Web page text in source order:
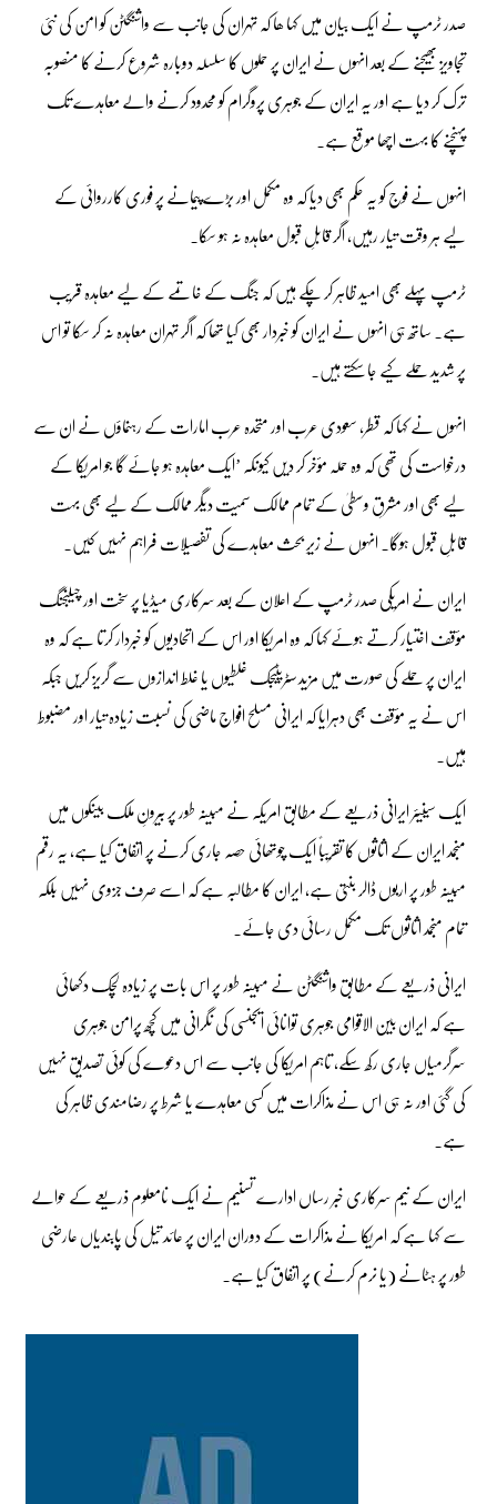
صدر ٹرمپ نے ایک بیان میں کہا ھا کہ تہران کی جانب سے واشنگٹن کو امن کی نئی
تجاویز بھیجنے کے بعد انہوں نے ایران پر حملوں کا سلسلہ دوبارہ شروع کرنے کا منصوبہ
ترک کر دیا ہے اور یہ ایران کے جوہری پروگرام کو محدود کرنے والے معاہدے تک
پہنچنے کا بہت اچھا موقع ہے۔
انہوں نے فوج کو یہ حکم بھی دیا کہ وہ مکمل اور بڑے پیمانے پر فوری کارروائی کے
لیے ہر وقت تیار رہیں، اگر قابلِ قبول معاہدہ نہ ہو سکا۔
ٹرمپ پہلے بھی امید ظاہر کر چکے ہیں کہ جنگ کے خاتمے کے لیے معاہدہ قریب
ہے۔ ساتھ ہی انہوں نے ایران کو خبردار بھی کیا تھا کہ اگر تہران معاہدہ نہ کر سکا تو اس
پر شدید حملے کیے جا سکتے ہیں۔
انہوں نے کہا کہ قطر، سعودی عرب اور متحدہ عرب امارات کے رہنماؤں نے ان سے
درخواست کی تھی کہ وہ حملہ مؤخر کر دیں کیونکہ ’ایک معاہدہ ہو جائے گا جو امریکا کے
لیے بھی اور مشرقِ وسطیٰ کے تمام ممالک سمیت دیگر ممالک کے لیے بھی بہت
قابلِ قبول ہوگا۔ انہوں نے زیرِ بحث معاہدے کی تفصیلات فراہم نہیں کیں۔
ایران نے امریکی صدر ٹرمپ کے اعلان کے بعد سرکاری میڈیا پر سخت اور چیلنجنگ
مؤقف اختیار کرتے ہوئے کہا کہ وہ امریکا اور اس کے اتحادیوں کو خبردار کرتا ہے کہ وہ
ایران پر حملے کی صورت میں مزید سٹریٹیجک غلطیوں یا غلط اندازوں سے گریز کریں جبکہ
اس نے یہ مؤقف بھی دہرایا کہ ایرانی مسلح افواج ماضی کی نسبت زیادہ تیار اور مضبوط
ہیں۔
ایک سینیئر ایرانی ذریعے کے مطابق امریکہ نے مبینہ طور پر بیرونِ ملک بینکوں میں
منجمد ایران کے اثاثوں کا تقریباً ایک چوتھائی حصہ جاری کرنے پر اتفاق کیا ہے، یہ رقم
مبینہ طور پر اربوں ڈالر بنتی ہے، ایران کا مطالبہ ہے کہ اسے صرف جزوی نہیں بلکہ
تمام منجمد اثاثوں تک مکمل رسائی دی جائے۔
ایرانی ذریعے کے مطابق واشنگٹن نے مبینہ طور پر اس بات پر زیادہ لچک دکھائی
ہے کہ ایران بین الاقوامی جوہری توانائی ایجنسی کی نگرانی میں کچھ پرامن جوہری
سرگرمیاں جاری رکھ سکے، تاہم امریکا کی جانب سے اس دعوے کی کوئی تصدیق نہیں
کی گئی اور نہ ہی اس نے مذاکرات میں کسی معاہدے یا شرط پر رضامندی ظاہر کی
ہے۔
ایران کے نیم سرکاری خبر رساں ادارے تسنیم نے ایک نامعلوم ذریعے کے حوالے
سے کہا ہے کہ امریکا نے مذاکرات کے دوران ایران پر عائد تیل کی پابندیاں عارضی
طور پر ہٹانے (یا نرم کرنے) پر اتفاق کیا ہے۔